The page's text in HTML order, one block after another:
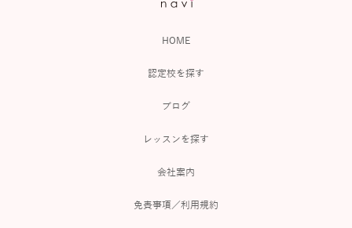
HOME
認定校を探す
ブログ
レッスンを探す
会社案内
免責事項／利用規約